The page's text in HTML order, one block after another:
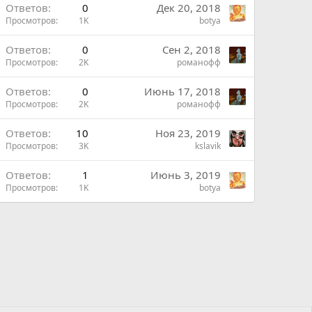
Ответов 0
Просмотров 1K
Дек 20, 2018
botya
Ответов 0
Просмотров 2K
Сен 2, 2018
романофф
Ответов 0
Просмотров 2K
Июнь 17, 2018
романофф
Ответов 10
Просмотров 3K
Ноя 23, 2019
kslavik
Ответов 1
Просмотров 1K
Июнь 3, 2019
botya